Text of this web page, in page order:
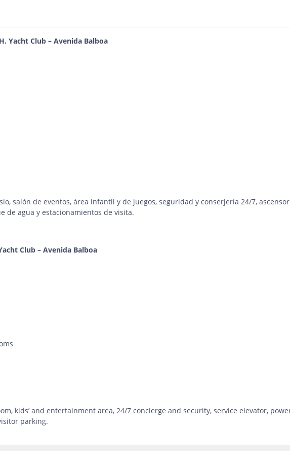
Yacht Club – Avenida Balboa
salón de eventos, área infantil y de juegos, seguridad y conserjería 24/7,
de agua y estacionamientos de visita.
Club – Avenida Balboa
kids’ and entertainment area, 24/7 concierge and security, service elevator,
parking.